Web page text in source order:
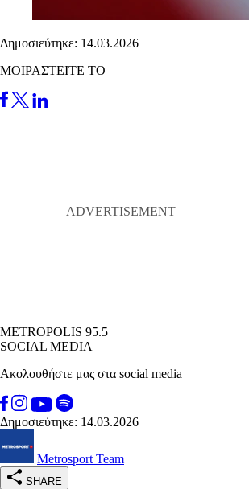
Δημοσιεύτηκε: 14.03.2026
ΜΟΙΡΑΣΤΕΙΤΕ ΤΟ
METROPOLIS 95.5
SOCIAL MEDIA
Ακολουθήστε μας στα social media
Δημοσιεύτηκε: 14.03.2026
Metrosport Team
SHARE